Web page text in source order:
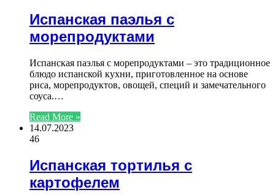
Испанская паэлья с
морепродуктами
Испанская паэлья с морепродуктами – это традиционное
блюдо испанской кухни, приготовленное на основе
риса, морепродуктов, овощей, специй и замечательного
соуса.…
Read More »
14.07.2023
46
Испанская тортилья с
картофелем